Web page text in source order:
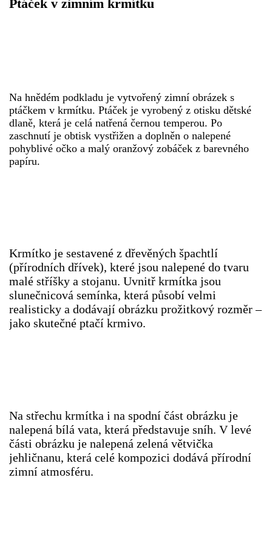
BÁSNĚ K TÉMATU JARO
POHYBOVÉ AKTIVITY NA TÉMA JARO
POHYBOVÉ AKTIVITY NA TÉMA LÉTO
PÍSNĚ K TÉMATU PODZIM
BÁSNĚ K TÉMATU PODZIM
BÁSNĚ K TÉMATU ZIMA
Ptáček v zimním krmítku
Na hnědém podkladu je vytvořený zimní obrázek s
ptáčkem v krmítku. Ptáček je vyrobený z otisku dětské
dlaně, která je celá natřená černou temperou. Po
zaschnutí je obtisk vystřižen a doplněn o nalepené
pohyblivé očko a malý oranžový zobáček z barevného
papíru.
Krmítko je sestavené z dřevěných špachtlí
(přírodních dřívek), které jsou nalepené do tvaru
malé stříšky a stojanu. Uvnitř krmítka jsou
slunečnicová semínka, která působí velmi
realisticky a dodávají obrázku prožitkový rozměr –
jako skutečné ptačí krmivo.
Na střechu krmítka i na spodní část obrázku je
nalepená bílá vata, která představuje sníh. V levé
části obrázku je nalepená zelená větvička
jehličnanu, která celé kompozici dodává přírodní
zimní atmosféru.